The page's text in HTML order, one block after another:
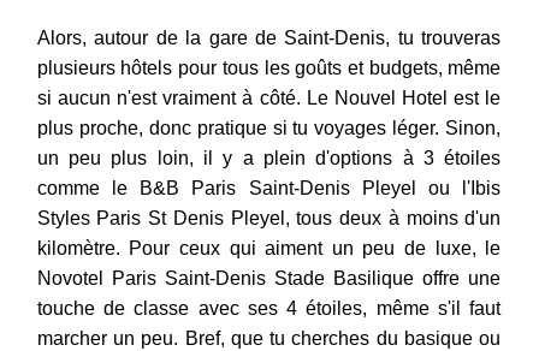
Alors, autour de la gare de Saint-Denis, tu trouveras
plusieurs hôtels pour tous les goûts et budgets, même
si aucun n'est vraiment à côté. Le Nouvel Hotel est le
plus proche, donc pratique si tu voyages léger. Sinon,
un peu plus loin, il y a plein d'options à 3 étoiles
comme le B&B Paris Saint-Denis Pleyel ou l'Ibis
Styles Paris St Denis Pleyel, tous deux à moins d'un
kilomètre. Pour ceux qui aiment un peu de luxe, le
Novotel Paris Saint-Denis Stade Basilique offre une
touche de classe avec ses 4 étoiles, même s'il faut
marcher un peu. Bref, que tu cherches du basique ou